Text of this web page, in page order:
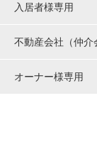
入居者様専用
不動産会社（仲介
オーナー様専用